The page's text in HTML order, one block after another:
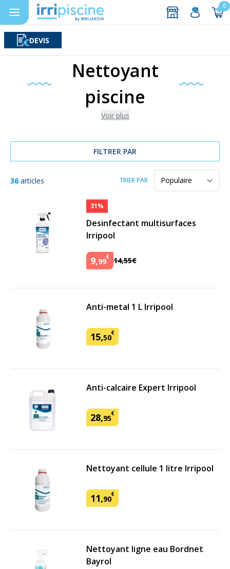
0
DEVIS
Nettoyant
piscine
Voir plus
FILTRER PAR
TRIER PAR
36articles
31%
Desinfectant multisurfaces
Irripool
9,99€ 14,55€
Anti-metal 1 L Irripool
15,50€
Anti-calcaire Expert Irripool
28,95€
Nettoyant cellule 1 litre Irripool
11,90€
Nettoyant ligne eau Bordnet
Bayrol